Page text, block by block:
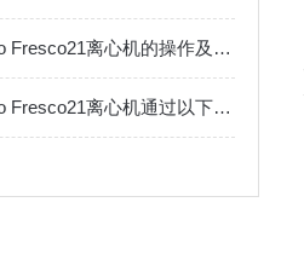
Thermo Fresco21离心机的操作及注意事项
Thermo Fresco21离心机通过以下功能支持您的微分离需求